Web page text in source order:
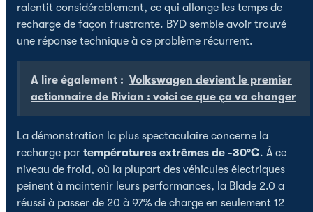
ralentit considérablement, ce qui allonge les temps de
recharge de façon frustrante. BYD semble avoir trouvé
une réponse technique à ce problème récurrent.
A lire également : Volkswagen devient le premier
actionnaire de Rivian : voici ce que ça va changer
La démonstration la plus spectaculaire concerne la
recharge par températures extrêmes de -30°C. À ce
niveau de froid, où la plupart des véhicules électriques
peinent à maintenir leurs performances, la Blade 2.0 a
réussi à passer de 20 à 97% de charge en seulement 12